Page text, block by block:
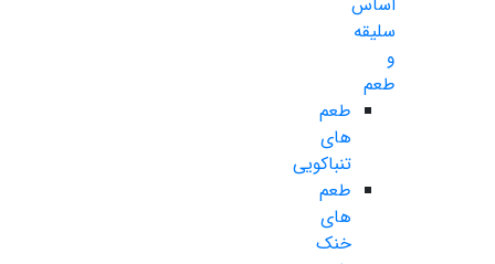
سلیقه
و
طعم
طعم
های
تنباکویی
طعم
های
خنک